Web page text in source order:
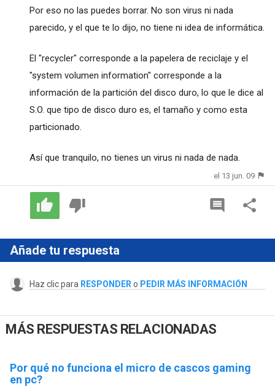
Por eso no las puedes borrar. No son virus ni nada
parecido, y el que te lo dijo, no tiene ni idea de informática.
El "recycler" corresponde a la papelera de reciclaje y el
"system volumen information" corresponde a la
información de la partición del disco duro, lo que le dice al
S.O. que tipo de disco duro es, el tamaño y como esta
particionado.
Así que tranquilo, no tienes un virus ni nada de nada.
el 13 jun. 09
Añade tu respuesta
Haz clic para RESPONDER o PEDIR MÁS INFORMACIÓN
MÁS RESPUESTAS RELACIONADAS
Por qué no funciona el micro de cascos gaming
en pc?